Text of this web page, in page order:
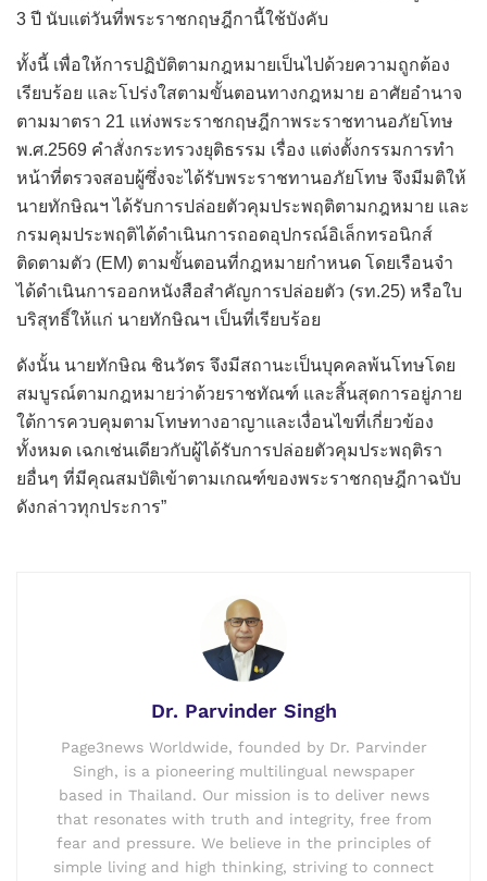
3 ปี นับแต่วันที่พระราชกฤษฎีกานี้ใช้บังคับ
ทั้งนี้ เพื่อให้การปฏิบัติตามกฎหมายเป็นไปด้วยความถูกต้อง
เรียบร้อย และโปร่งใสตามขั้นตอนทางกฎหมาย อาศัยอำนาจ
ตามมาตรา 21 แห่งพระราชกฤษฎีกาพระราชทานอภัยโทษ
พ.ศ.2569 คำสั่งกระทรวงยุติธรรม เรื่อง แต่งตั้งกรรมการทำ
หน้าที่ตรวจสอบผู้ซึ่งจะได้รับพระราชทานอภัยโทษ จึงมีมติให้
นายทักษิณฯ ได้รับการปล่อยตัวคุมประพฤติตามกฎหมาย และ
กรมคุมประพฤติได้ดำเนินการถอดอุปกรณ์อิเล็กทรอนิกส์
ติดตามตัว (EM) ตามขั้นตอนที่กฎหมายกำหนด โดยเรือนจำ
ได้ดำเนินการออกหนังสือสำคัญการปล่อยตัว (รท.25) หรือใบ
บริสุทธิ์ให้แก่ นายทักษิณฯ เป็นที่เรียบร้อย
ดังนั้น นายทักษิณ ชินวัตร จึงมีสถานะเป็นบุคคลพ้นโทษโดย
สมบูรณ์ตามกฎหมายว่าด้วยราชทัณฑ์ และสิ้นสุดการอยู่ภาย
ใต้การควบคุมตามโทษทางอาญาและเงื่อนไขที่เกี่ยวข้อง
ทั้งหมด เฉกเช่นเดียวกับผู้ได้รับการปล่อยตัวคุมประพฤติรา
ยอื่นๆ ที่มีคุณสมบัติเข้าตามเกณฑ์ของพระราชกฤษฎีกาฉบับ
ดังกล่าวทุกประการ”
Dr. Parvinder Singh
Page3news Worldwide, founded by Dr. Parvinder
Singh, is a pioneering multilingual newspaper
based in Thailand. Our mission is to deliver news
that resonates with truth and integrity, free from
fear and pressure. We believe in the principles of
simple living and high thinking, striving to connect